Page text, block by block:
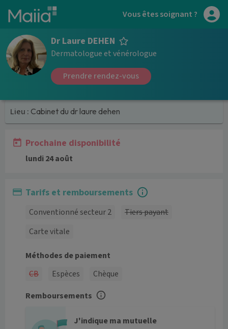
Aller au contenu principal Vous êtes soignant ?
Dr Laure DEHEN
Dermatologue et vénérologue
Prendre rendez-vous
Lieu : Cabinet du dr laure dehen
Prochaine disponibilité
lundi 24 août
Tarifs et remboursements
Conventionné secteur 2
Tiers payant
Carte vitale
Méthodes de paiement
CB
Espèces
Chèque
Remboursements
J'indique ma mutuelle